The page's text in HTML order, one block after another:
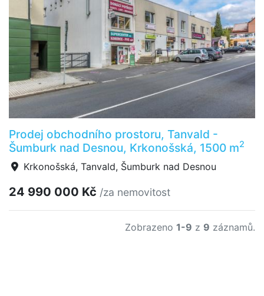
Prodej obchodního prostoru, Tanvald -
Šumburk nad Desnou, Krkonošská, 1500 m2
Krkonošská, Tanvald, Šumburk nad Desnou
24 990 000 Kč /za nemovitost
Zobrazeno 1-9 z 9 záznamů.